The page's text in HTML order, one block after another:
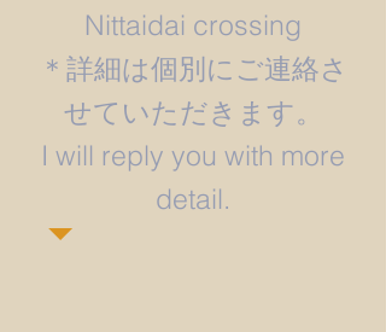
Nittaidai crossing
＊詳細は個別にご連絡さ
せていただきます。
​I will reply you with more
detail.